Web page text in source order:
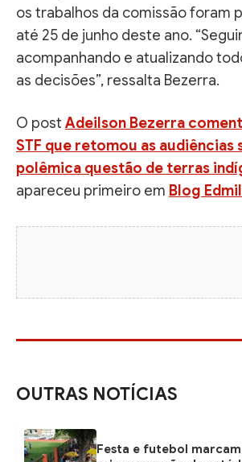
os trabalhos da comissão foram
até 25 de junho deste ano.
acompanhando e atualizando
as decisões”, ressalta Bezerra.
O post Adeilson Bezerra
STF que retomou as audiências
polêmica questão de terras
apareceu primeiro em Blog
OUTRAS NOTÍCIAS
Festa e futebol marcam